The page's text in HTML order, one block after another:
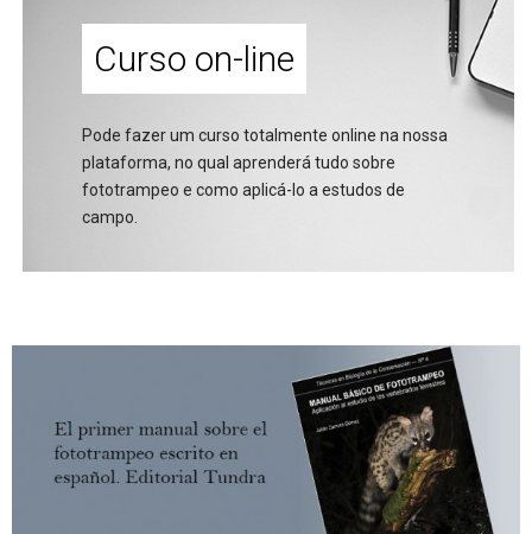
Curso on-line
Pode fazer um curso totalmente online na nossa
plataforma, no qual aprenderá tudo sobre
fototrampeo e como aplicá-lo a estudos de
campo.